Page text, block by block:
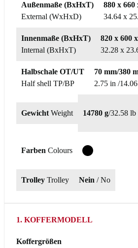
Außenmaße (BxHxT)
External (WxHxD)
880 x 660
34.64 x
Innenmaße (BxHxT)
Internal (BxHxT)
820 x 600
32.28 x
Halbschale OT/UT
Half shell TP/BP
70 mm/380
2.75 in /
Gewicht Weight 14780 g/32.58 lb
Farben Colours
Trolley Trolley Nein / No
1. KOFFERMODELL
Koffergrößen